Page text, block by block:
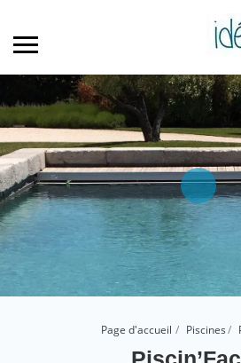
Page d'accueil Piscines